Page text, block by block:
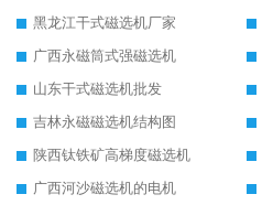
黑龙江干式磁选机厂家
广西永磁筒式强磁选机
山东干式磁选机批发
吉林永磁磁选机结构图
陕西钛铁矿高梯度磁选机
广西河沙磁选机的电机